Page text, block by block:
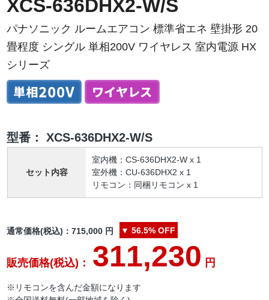
XCS-636DHX2-W/S
パナソニック ルームエアコン 標準省エネ 壁掛形 20
畳程度 シングル 単相200V ワイヤレス 室内電源 HX
シリーズ
型番： XCS-636DHX2-W/S
セット内容
室内機：CS-636DHX2-W x 1
室外機：CU-636DHX2 x 1
リモコン：同梱リモコン x 1
通常価格(税込)：715,000 円 ▼ 56.5% OFF
販売価格(税込)： 311,230 円
※リモコンを含んだ金額になります